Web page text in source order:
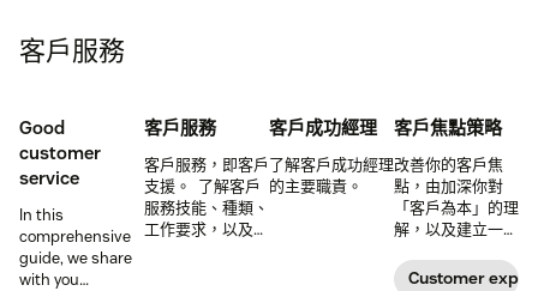
客戶服務
Good
customer
service
In this
comprehensive
guide, we share
with you
客戶服務
客戶服務，即客戶
支援。 了解客戶
服務技能、種類、
工作要求，以及更
客戶成功經理
了解客戶成功經理
的主要職責。
客戶焦點策略
改善你的客戶焦
點，由加深你對
「客戶為本」的理
解，以及建立一個
略開始。
Customer